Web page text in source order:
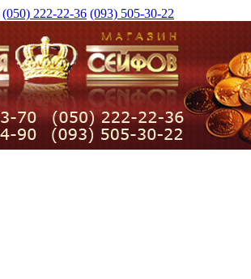
(050) 222-22-36 (093) 505-30-22